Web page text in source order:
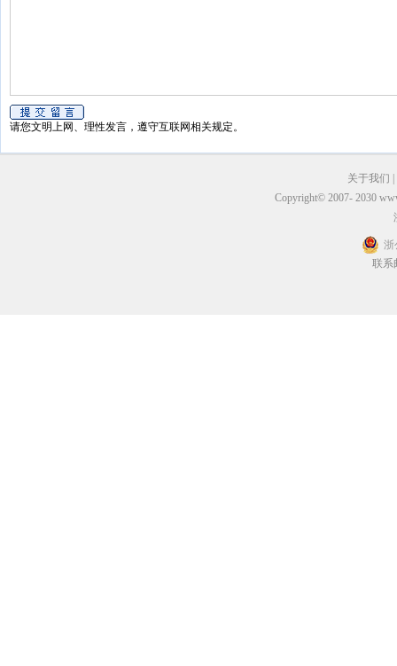
请您文明上网、理性发言，遵守互联网相关规定。
关于我们
Copyright© 2007- 2030
浙
联系